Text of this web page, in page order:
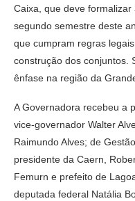
Caixa, que deve
segundo semestre deste
que cumpram regras
construção dos conjuntos.
ênfase na região da
A Governadora recebeu a
vice-governador Walter
Raimundo Alves; de
presidente da Caern,
Femurn e prefeito de
deputada federal Natália